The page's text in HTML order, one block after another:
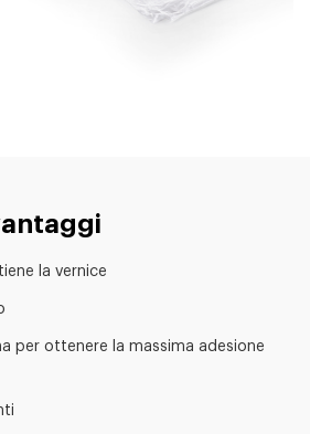
la vernice
per ottenere la massima adesione